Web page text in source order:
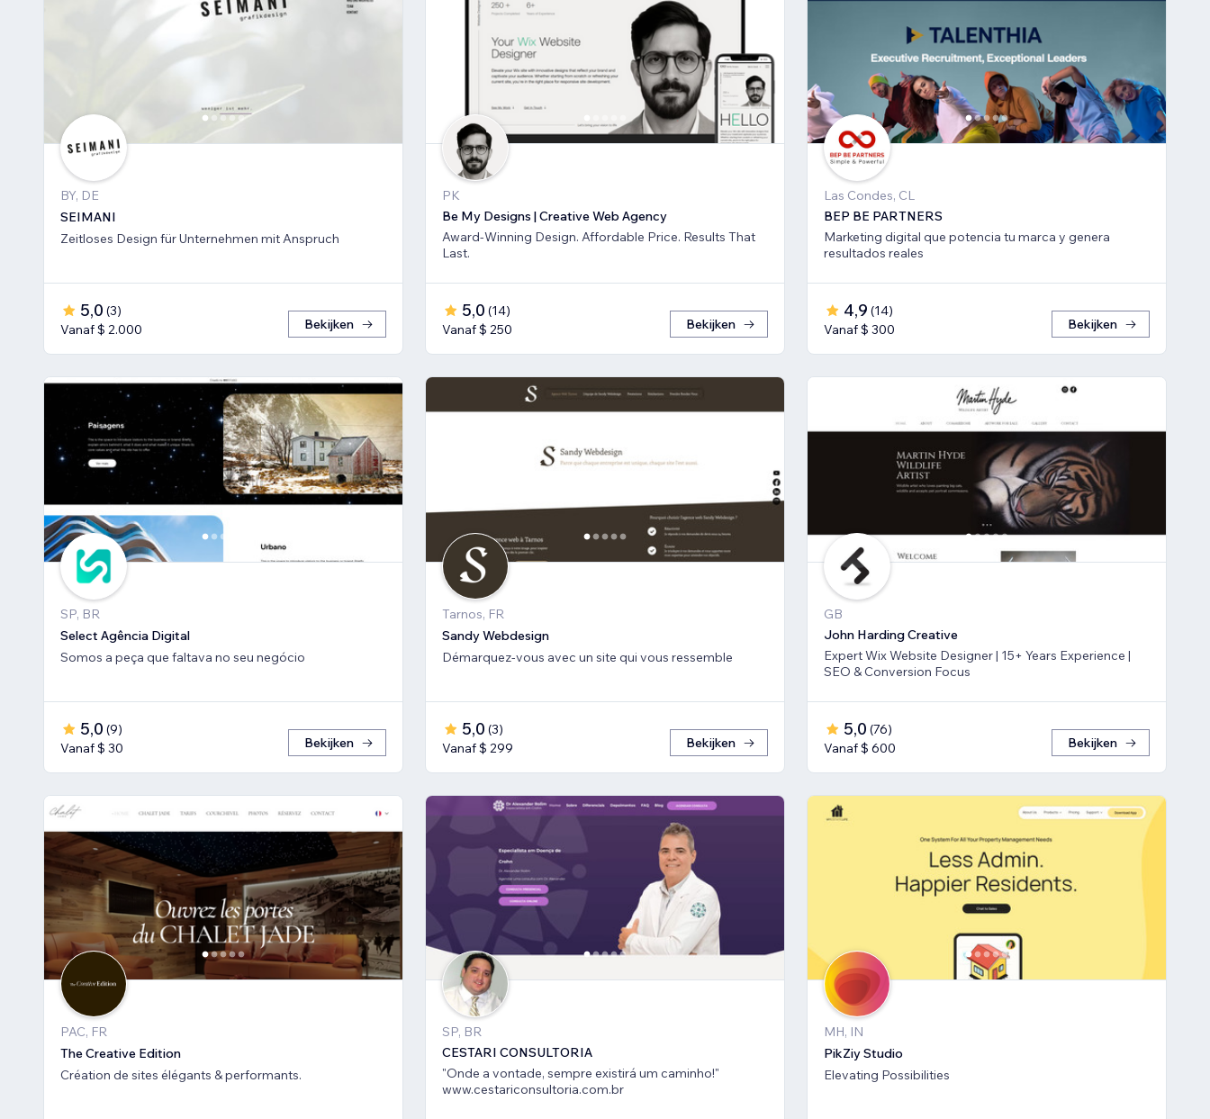
BY, DE
SEIMANI
Zeitloses Design für Unternehmen mit Anspruch
5,0 (3)
Vanaf $ 2.000
Bekijken
PK
Be My Designs | Creative Web Agency
Award-Winning Design. Affordable Price. Results That
Last.
5,0 (14)
Vanaf $ 250
Bekijken
Las Condes, CL
BEP BE PARTNERS
Marketing digital que potencia tu marca y genera
resultados reales
4,9 (14)
Vanaf $ 300
Bekijken
SP, BR
Select Agência Digital
Somos a peça que faltava no seu negócio
5,0 (9)
Vanaf $ 30
Bekijken
Tarnos, FR
Sandy Webdesign
Démarquez-vous avec un site qui vous ressemble
5,0 (3)
Vanaf $ 299
Bekijken
GB
John Harding Creative
Expert Wix Website Designer | 15+ Years Experience |
SEO & Conversion Focus
5,0 (76)
Vanaf $ 600
Bekijken
PAC, FR
The Creative Edition
Création de sites élégants & performants.
SP, BR
CESTARI CONSULTORIA
"Onde a vontade, sempre existirá um caminho!"
www.cestariconsultoria.com.br
MH, IN
PikZiy Studio
Elevating Possibilities